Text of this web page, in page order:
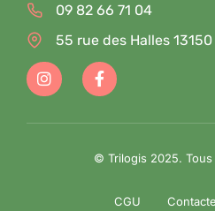
09 82 66 71 04
55 rue des Halles
© Trilogis 2025.
CGU